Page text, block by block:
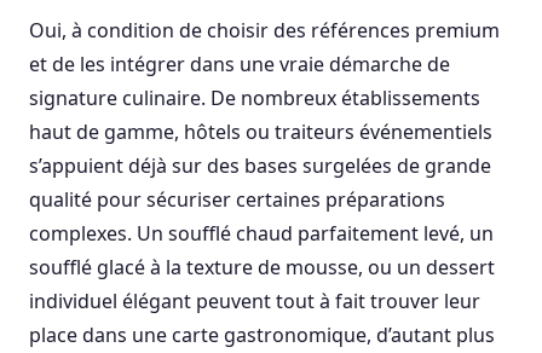
Oui, à condition de choisir des références premium
et de les intégrer dans une vraie démarche de
signature culinaire. De nombreux établissements
haut de gamme, hôtels ou traiteurs événementiels
s’appuient déjà sur des bases surgelées de grande
qualité pour sécuriser certaines préparations
complexes. Un soufflé chaud parfaitement levé, un
soufflé glacé à la texture de mousse, ou un dessert
individuel élégant peuvent tout à fait trouver leur
place dans une carte gastronomique, d’autant plus